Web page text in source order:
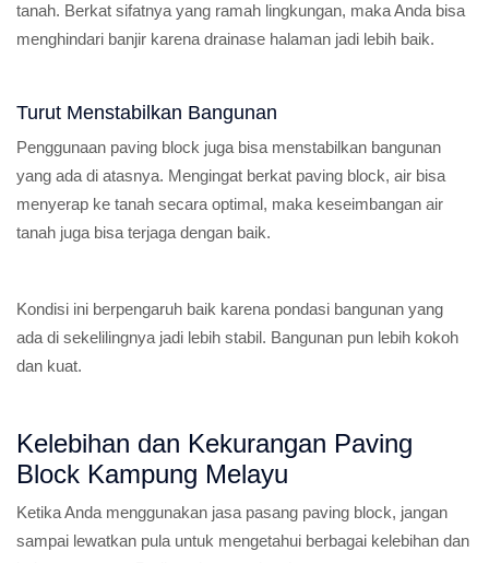
tanah. Berkat sifatnya yang ramah lingkungan, maka Anda bisa
menghindari banjir karena drainase halaman jadi lebih baik.
Turut Menstabilkan Bangunan
Penggunaan paving block juga bisa menstabilkan bangunan
yang ada di atasnya. Mengingat berkat paving block, air bisa
menyerap ke tanah secara optimal, maka keseimbangan air
tanah juga bisa terjaga dengan baik.
Kondisi ini berpengaruh baik karena pondasi bangunan yang
ada di sekelilingnya jadi lebih stabil. Bangunan pun lebih kokoh
dan kuat.
Kelebihan dan Kekurangan Paving
Block Kampung Melayu
Ketika Anda menggunakan jasa pasang paving block, jangan
sampai lewatkan pula untuk mengetahui berbagai kelebihan dan